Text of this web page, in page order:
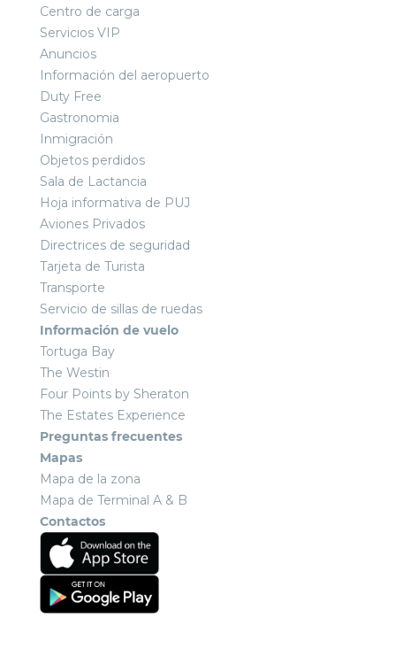
Centro de carga
Servicios VIP
Anuncios
Información del aeropuerto
Duty Free
Gastronomia
Inmigración
Objetos perdidos
Sala de Lactancia
Hoja informativa de PUJ
Aviones Privados
Directrices de seguridad
Tarjeta de Turista
Transporte
Servicio de sillas de ruedas
Información de vuelo
Tortuga Bay
The Westin
Four Points by Sheraton
The Estates Experience
Preguntas frecuentes
Mapas
Mapa de la zona
Mapa de Terminal A & B
Contactos